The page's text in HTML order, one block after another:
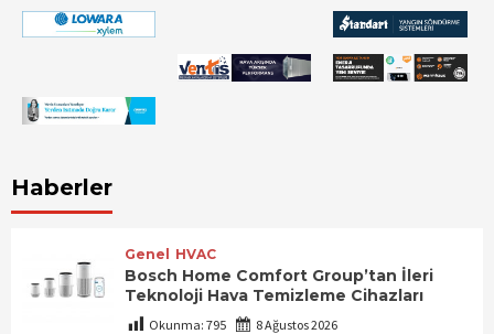
Haberler
Genel HVAC
Bosch Home Comfort Group’tan İleri
Teknoloji Hava Temizleme Cihazları
Okunma: 795 8 Ağustos 2026